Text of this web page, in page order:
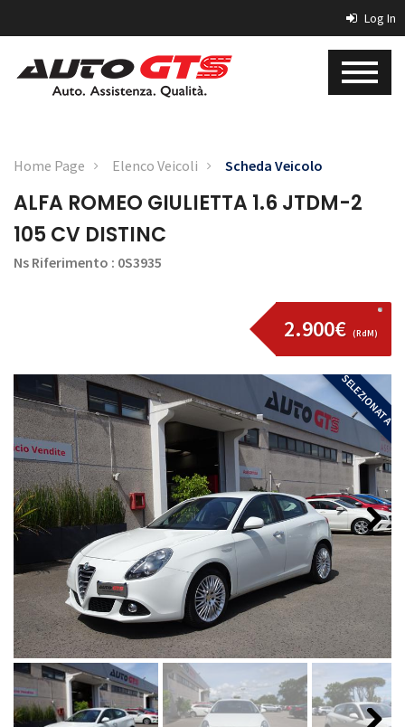
Log In
Home Page Elenco Veicoli Scheda Veicolo
ALFA ROMEO GIULIETTA 1.6 JTDM-2
105 CV DISTINC
Ns Riferimento : 0S3935
2.900€ (RdM)
SELEZIONATA
Next